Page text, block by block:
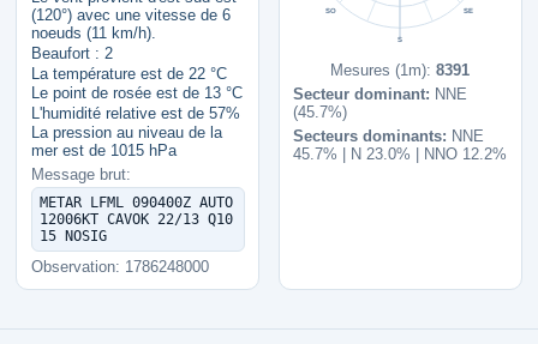
(120°) avec une vitesse de 6
noeuds (11 km/h).
Beaufort : 2
La température est de 22 °C
Le point de rosée est de 13 °C
L'humidité relative est de 57%
La pression au niveau de la
mer est de 1015 hPa
Message brut:
METAR LFML 090400Z AUTO
12006KT CAVOK 22/13 Q10
15 NOSIG
Observation: 1786248000
SE
S
SO
Mesures (1m):8391
Secteur dominant: NNE
(45.7%)
Secteurs dominants: NNE
45.7% | N 23.0% | NNO 12.2%